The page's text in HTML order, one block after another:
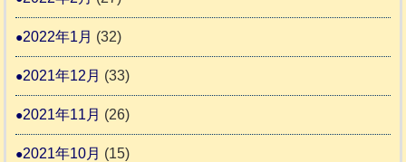
2022年1月 (32)
2021年12月 (33)
2021年11月 (26)
2021年10月 (15)